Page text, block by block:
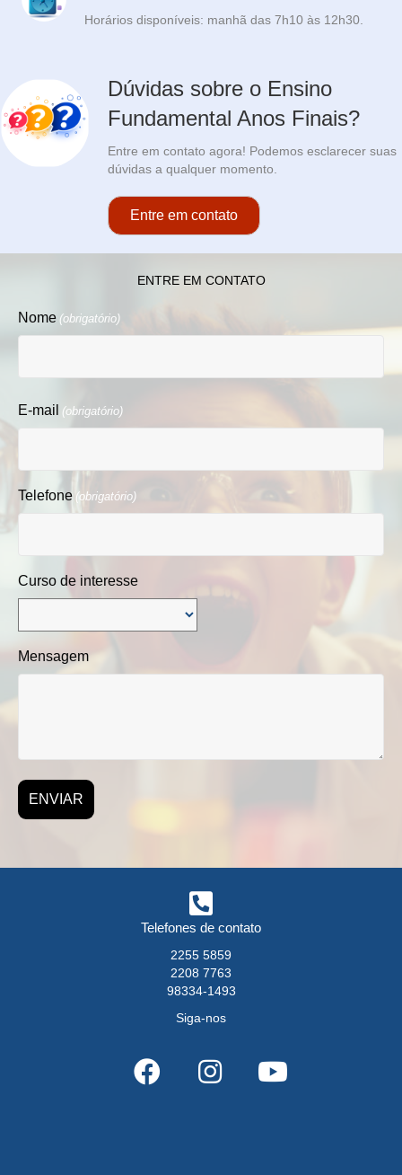
Horários disponíveis: manhã das 7h10 às 12h30.
Dúvidas sobre o Ensino
Fundamental Anos Finais?
Entre em contato agora! Podemos esclarecer suas
dúvidas a qualquer momento.
Entre em contato
ENTRE EM CONTATO
Nome (obrigatório)
E-mail (obrigatório)
Telefone (obrigatório)
Curso de interesse
Mensagem
Telefones de contato
2255 5859
2208 7763
98334-1493
Siga-nos